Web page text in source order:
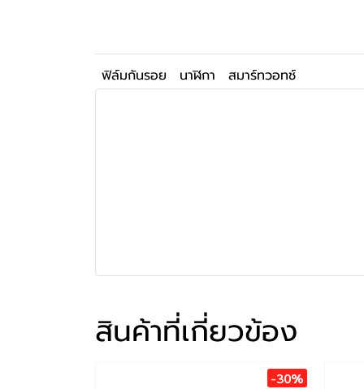
ฟิล์มกันรอย นาฬิกา สมาร์ทวอทช์
สินค้าที่เกี่ยวข้อง
-30%